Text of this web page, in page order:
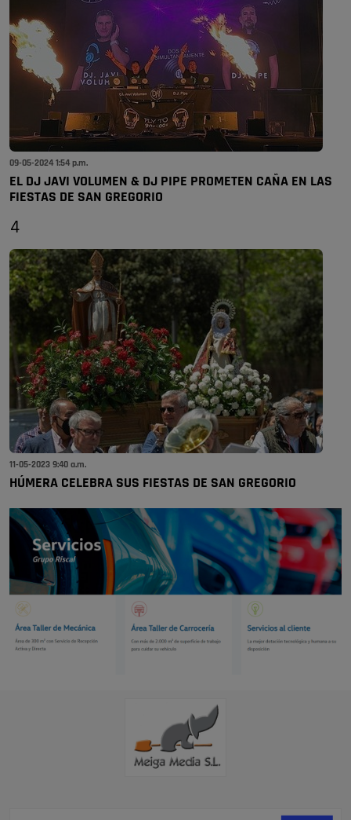
09-05-2024 1:54 p.m.
EL DJ JAVI VOLUMEN & DJ PIPE PROMETEN CAÑA EN LAS
FIESTAS DE SAN GREGORIO
4
11-05-2023 9:40 a.m.
HÚMERA CELEBRA SUS FIESTAS DE SAN GREGORIO